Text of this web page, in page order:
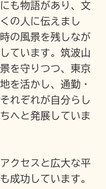
も物語があり、文
の人に伝えまし
の風景を残しなが
ています。筑波山
を守りつつ、東京
を活かし、通勤・
れぞれが自分らし
へと発展していま
クセスと広大な平
成功しています。